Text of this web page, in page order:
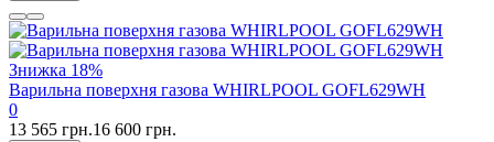
Знижка 18%
Варильна поверхня газова WHIRLPOOL GOFL629WH
0
13 565 грн.16 600 грн.